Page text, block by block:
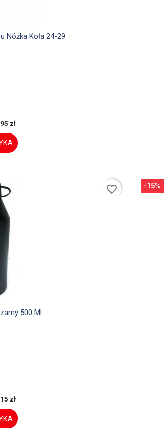
Nóżka Koła 24-29
zł
500 Ml
zł
favorite_border -15%